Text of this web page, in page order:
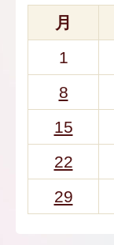
月
1
8
15
22
29